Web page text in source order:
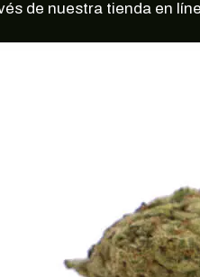
de nuestra tienda en